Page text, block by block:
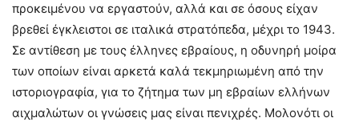
προκειμένου να εργαστούν, αλλά και σε όσους είχαν
βρεθεί έγκλειστοι σε ιταλικά στρατόπεδα, μέχρι το 1943.
Σε αντίθεση με τους έλληνες εβραίους, η οδυνηρή μοίρα
των οποίων είναι αρκετά καλά τεκμηριωμένη από την
ιστοριογραφία, για το ζήτημα των μη εβραίων ελλήνων
αιχμαλώτων οι γνώσεις μας είναι πενιχρές. Μολονότι οι